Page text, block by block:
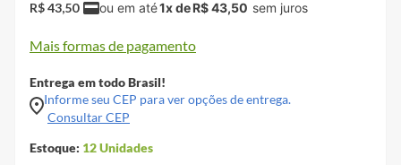
R$43,50 1x deR$43,50
Mais formas de pagamento
Entrega em todo Brasil!
Informe seu CEP para ver opções de entrega.
Consultar CEP
Estoque: 12Unidades